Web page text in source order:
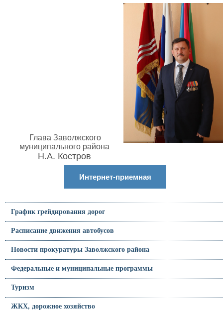
Глава Заволжского
муниципального района
Н.А. Костров
Интернет-приемная
График грейдирования дорог
Расписание движения автобусов
Новости прокуратуры Заволжского района
Федеральные и муниципальные программы
Туризм
ЖКХ, дорожное хозяйство